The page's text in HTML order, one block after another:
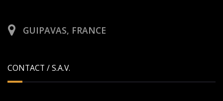
GUIPAVAS, FRANCE
CONTACT / S.A.V.